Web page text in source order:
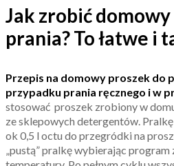
Jak zrobić
prania? To łatwe i
Przepis na domowy proszek do
przypadku prania ręcznego i w
stosować proszek zrobiony w
ze sklepowych detergentów.
ok 0,5 l octu do przegródki na
„pustą” pralkę wybierając program